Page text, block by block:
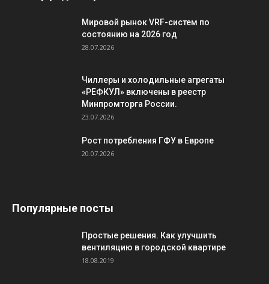
Мировой рынок VRF-систем по
состоянию на 2026 год
28.07.2026
Чиллеры и холодильные агрегаты
«РЕФКУЛ» включены в реестр
Минпромторга России.
23.07.2026
Рост потребления ГФУ в Европе
20.07.2026
Популярные посты
Простые решения. Как улучшить
вентиляцию в городской квартире
18.08.2019